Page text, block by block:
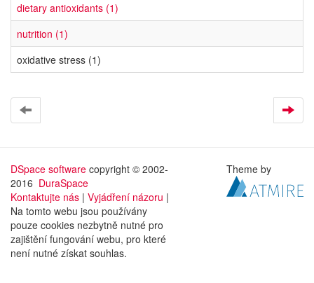
dietary antioxidants (1)
nutrition (1)
oxidative stress (1)
DSpace software copyright © 2002-
2016 DuraSpace
Kontaktujte nás | Vyjádření názoru |
Na tomto webu jsou používány
pouze cookies nezbytně nutné pro
zajištění fungování webu, pro které
není nutné získat souhlas.
Theme by